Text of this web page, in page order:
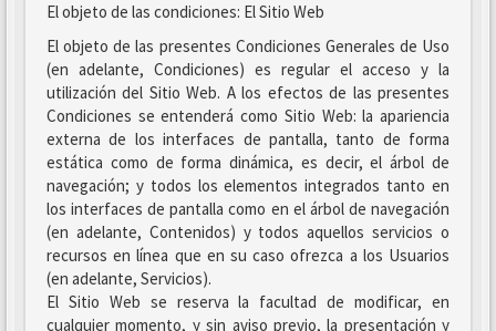
El objeto de las condiciones: El Sitio Web
El objeto de las presentes Condiciones Generales de Uso
(en adelante, Condiciones) es regular el acceso y la
utilización del Sitio Web. A los efectos de las presentes
Condiciones se entenderá como Sitio Web: la apariencia
externa de los interfaces de pantalla, tanto de forma
estática como de forma dinámica, es decir, el árbol de
navegación; y todos los elementos integrados tanto en
los interfaces de pantalla como en el árbol de navegación
(en adelante, Contenidos) y todos aquellos servicios o
recursos en línea que en su caso ofrezca a los Usuarios
(en adelante, Servicios).
El Sitio Web se reserva la facultad de modificar, en
cualquier momento, y sin aviso previo, la presentación y